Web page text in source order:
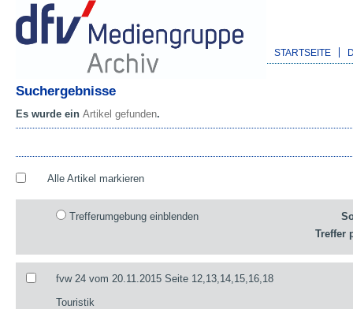
STARTSEITE
Suchergebnisse
Es wurde ein Artikel gefunden.
Alle Artikel markieren
Trefferumgebung einblenden
Treffer
fvw 24 vom 20.11.2015 Seite 12,13,14,15,16,18
Touristik